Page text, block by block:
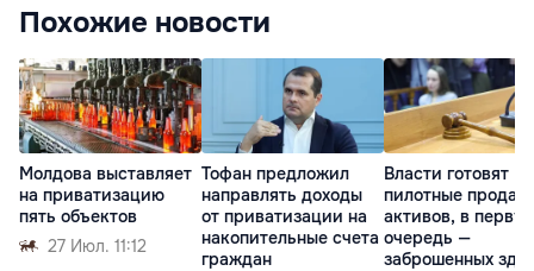
Похожие новости
Молдова выставляет
на приватизацию
пять объектов
27 Июл. 11:12
Тофан предложил
направлять доходы
от приватизации на
накопительные счета
граждан
Власти готовят
пилотные
активов, в
очередь —
заброшенных